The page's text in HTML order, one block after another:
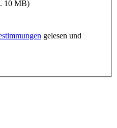
10 MB)
gelesen und